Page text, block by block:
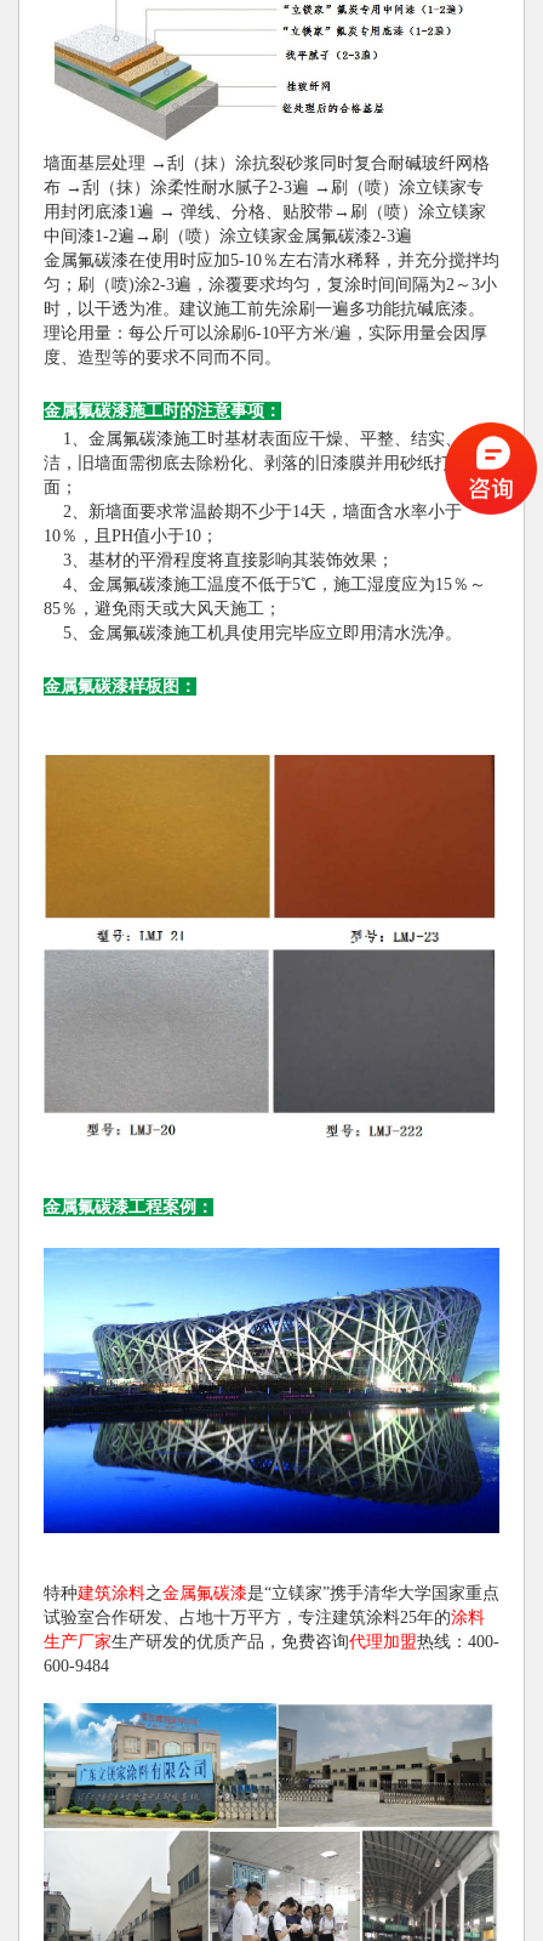
墙面基层处理 →刮（抹）涂抗裂砂浆同时复合耐碱玻纤网格
布 →刮（抹）涂柔性耐水腻子2-3遍 →刷（喷）涂立镁家专
用封闭底漆1遍 → 弹线、分格、贴胶带→刷（喷）涂立镁家
中间漆1-2遍→刷（喷）涂立镁家金属氟碳漆2-3遍
金属氟碳漆在使用时应加5-10％左右清水稀释，并充分搅拌均
匀；刷（喷)涂2-3遍，涂覆要求均匀，复涂时间间隔为2～3小
时，以干透为准。建议施工前先涂刷一遍多功能抗碱底漆。
理论用量：每公斤可以涂刷6-10平方米/遍，实际用量会因厚
度、造型等的要求不同而不同。
金属氟碳漆施工时的注意事项：
1、金属氟碳漆施工时基材表面应干燥、平整、结实、清
洁，旧墙面需彻底去除粉化、剥落的旧漆膜并用砂纸打磨墙
面；
2、新墙面要求常温龄期不少于14天，墙面含水率小于
10％，且PH值小于10；
3、基材的平滑程度将直接影响其装饰效果；
4、金属氟碳漆施工温度不低于5℃，施工湿度应为15％～
85％，避免雨天或大风天施工；
5、金属氟碳漆施工机具使用完毕应立即用清水洗净。
金属氟碳漆样板图：
金属氟碳漆工程案例：
特种建筑涂料之金属氟碳漆是“立镁家”携手清华大学国家重点
试验室合作研发、占地十万平方，专注建筑涂料25年的涂料
生产厂家生产研发的优质产品，免费咨询代理加盟热线：400-
600-9484